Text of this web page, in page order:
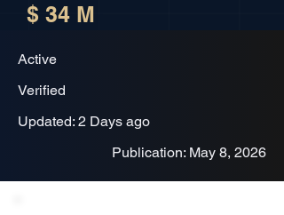
$ 34 M
Active
Verified
Updated: 2 Days ago
Publication: May 8, 2026